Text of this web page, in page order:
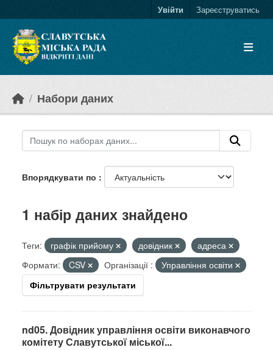
Увійти Зареєструватись
Набори даних
Впорядкувати по
1 набір даних знайдено
Теги: графік прийому довідник
адреса
Формати:
CSV Організації :
Управління освіти
Фільтрувати результати
nd05. Довідник управління освіти виконавчого
комітету Славутської міської...